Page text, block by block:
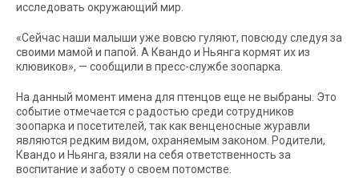
исследовать окружающий мир.
«Сейчас наши малыши уже вовсю гуляют, повсюду следуя за
своими мамой и папой. А Квандо и Ньянга кормят их из
клювиков», — сообщили в пресс-службе зоопарка.
На данный момент имена для птенцов еще не выбраны. Это
событие отмечается с радостью среди сотрудников
зоопарка и посетителей, так как венценосные журавли
являются редким видом, охраняемым законом. Родители,
Квандо и Ньянга, взяли на себя ответственность за
воспитание и заботу о своем потомстве.